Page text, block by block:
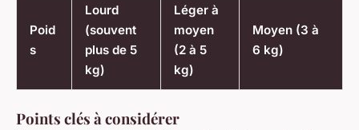
Poid
s
Lourd
(souvent
plus de 5
kg)
Léger à
moyen
(2 à 5
kg)
Moyen (3 à
6 kg)
Points clés à considérer